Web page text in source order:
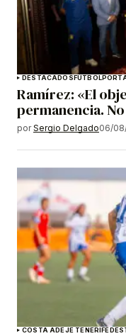
DESTACADOSFÚTBOL
Ramírez: «El
permanencia.
por Sergio Delgado06/
COSTA ADEJE TENERIFE